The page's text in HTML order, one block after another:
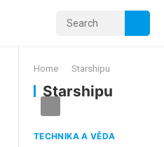
Home Starshipu
Starshipu
TECHNIKA A VĚDA